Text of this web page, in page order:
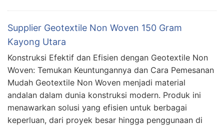
Supplier Geotextile Non Woven 150 Gram
Kayong Utara
Konstruksi Efektif dan Efisien dengan Geotextile Non
Woven: Temukan Keuntungannya dan Cara Pemesanan
Mudah Geotextile Non Woven menjadi material
andalan dalam dunia konstruksi modern. Produk ini
menawarkan solusi yang efisien untuk berbagai
keperluan, dari proyek besar hingga penggunaan di